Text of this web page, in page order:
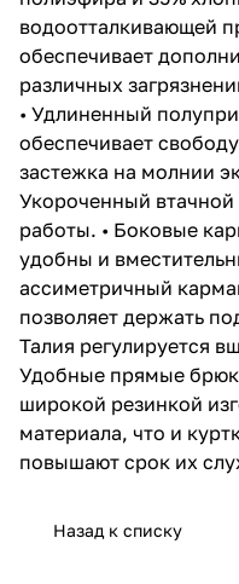
водоотталкивающей
обеспечивает
различных
• Удлиненный
обеспечивает
застежка на молнии
Укороченный
работы. • Боковые
удобны и
ассиметричный
позволяет держать
Талия регулируется
Удобные прямые
широкой резинкой
материала, что и
повышают срок их
Назад к списку